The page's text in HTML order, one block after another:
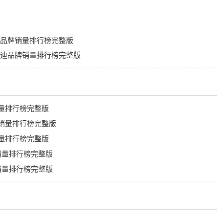
牌销量排行榜完整版
品牌销量排行榜完整版
排行榜完整版
量排行榜完整版
排行榜完整版
排行榜完整版
排行榜完整版